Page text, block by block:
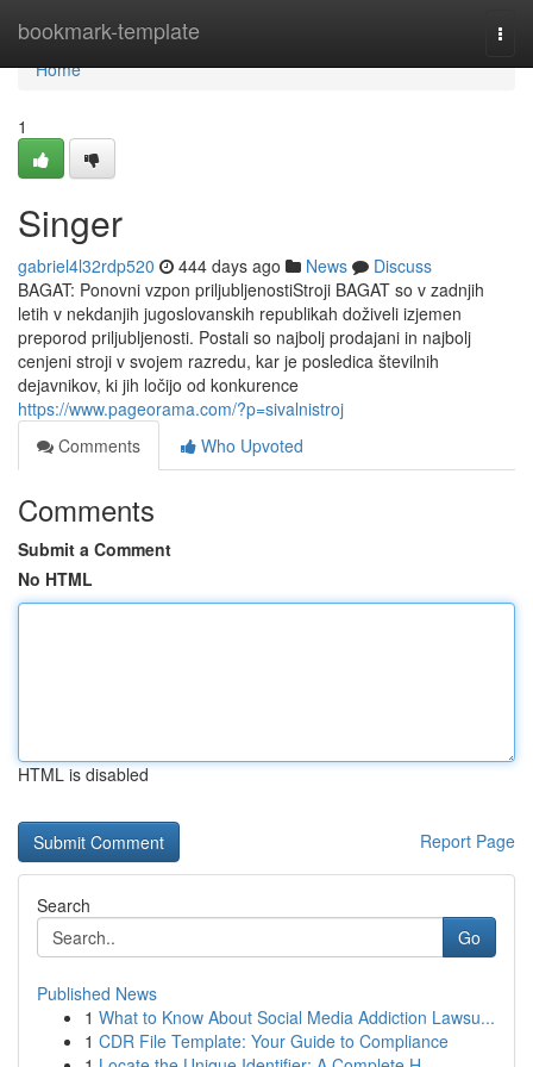
bookmark-template
Home
Home
1
Singer
gabriel4l32rdp520 444 days ago News
Discuss
BAGAT: Ponovni vzpon priljubljenostiStroji BAGAT so v zadnjih
letih v nekdanjih jugoslovanskih republikah doživeli izjemen
preporod priljubljenosti. Postali so najbolj prodajani in najbolj
cenjeni stroji v svojem razredu, kar je posledica številnih
dejavnikov, ki jih ločijo od konkurence
https://www.pageorama.com/?p=sivalnistroj
Comments
Who Upvoted
Comments
Submit a Comment
No HTML
HTML is disabled
Report Page
Search
Go
Published News
1 What to Know About Social Media Addiction Lawsu...
1 CDR File Template: Your Guide to Compliance